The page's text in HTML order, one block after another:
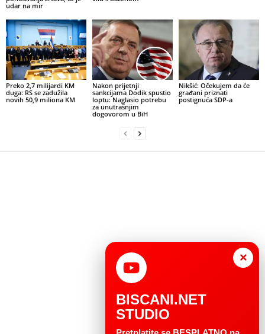
udar na mir
Preko 2,7 milijardi KM
duga: RS se zadužila
novih 50,9 miliona KM
Nakon prijetnji
sankcijama Dodik spustio
loptu: Naglasio potrebu
za unutrašnjim
dogovorom u BiH
Nikšić: Očekujem da će
građani priznati
postignuća SDP-a
×
BISCANI.NET
STUDIO